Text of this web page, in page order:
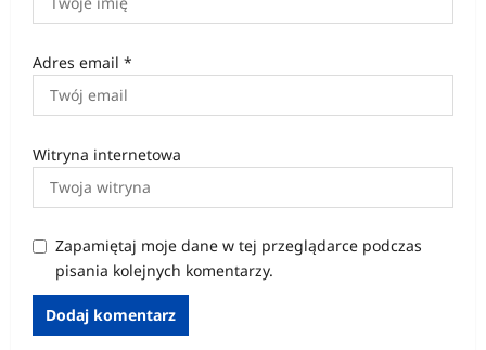
Adres email *
Witryna internetowa
Zapamiętaj moje dane w tej przeglądarce podczas
pisania kolejnych komentarzy.